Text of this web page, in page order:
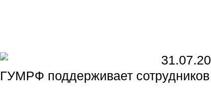
ГУМРФ поддерживает